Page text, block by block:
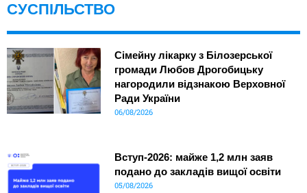
СУСПІЛЬСТВО
Сімейну лікарку з Білозерської
громади Любов Дрогобицьку
нагородили відзнакою Верховної
Ради України
06/08/2026
Вступ-2026: майже 1,2 млн заяв
подано до закладів вищої освіти
05/08/2026